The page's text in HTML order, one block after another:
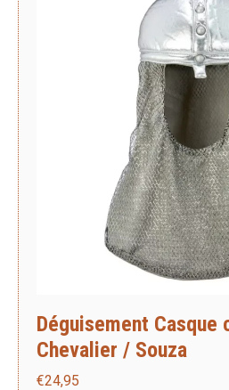
Déguisement
Chevalier / Souza
€24,95